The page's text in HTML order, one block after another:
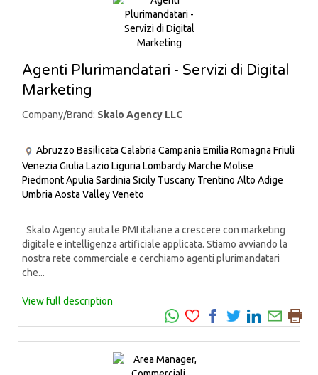
Agenti Plurimandatari - Servizi di Digital
Marketing
Company/Brand: Skalo Agency LLC
Abruzzo Basilicata Calabria Campania Emilia Romagna Friuli
Venezia Giulia Lazio Liguria LombardyMarche Molise
PiedmontApulia Sardinia Sicily Tuscany Trentino Alto Adige
Umbria Aosta ValleyVeneto
Skalo Agency aiuta le PMI italiane a crescere con marketing
digitale e intelligenza artificiale applicata. Stiamo avviando la
nostra rete commerciale e cerchiamo agenti plurimandatari
che...
View full description